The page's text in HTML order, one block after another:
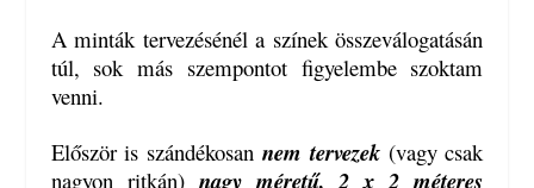
A minták tervezésénél a színek összeválogatásán
túl, sok más szempontot figyelembe szoktam
venni.
Először is szándékosan nem tervezek(vagy csak
nagyon ritkán) nagy méretű, 2 x 2 méteres